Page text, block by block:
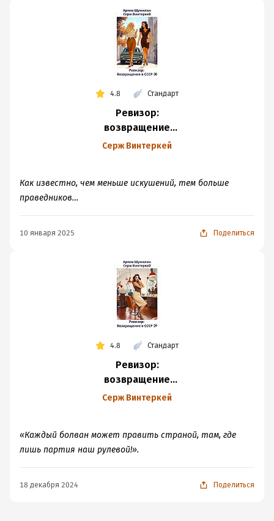
4.8 Стандарт
Ревизор:
возвращение
в СССР 30
Серж Винтеркей
Как известно, чем меньше искушений, тем больше
праведников…
10 января 2025 Поделиться
4.8 Стандарт
Ревизор:
возвращение
в СССР 29
Серж Винтеркей
«Каждый болван может править страной, там, где
лишь партия наш рулевой!».
18 декабря 2024 Поделиться